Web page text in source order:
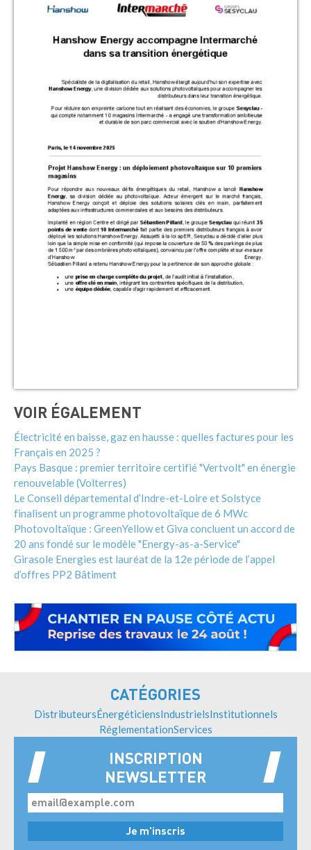
VOIR ÉGALEMENT
Électricité en baisse, gaz en hausse : quelles factures pour les
Français en 2025 ?
Pays Basque : premier territoire certifié "Vertvolt" en énergie
renouvelable (Volterres)
Le Conseil départemental d’Indre-et-Loire et Solstyce
finalisent un programme photovoltaïque de 6 MWc
Photovoltaïque : GreenYellow et Giva concluent un accord de
20 ans fondé sur le modèle "Energy-as-a-Service"
Girasole Energies est lauréat de la 12e période de l’appel
d’offres PP2 Bâtiment
CATÉGORIES
DistributeursÉnergéticiensIndustrielsInstitutionnels
RéglementationServices
INSCRIPTION
NEWSLETTER